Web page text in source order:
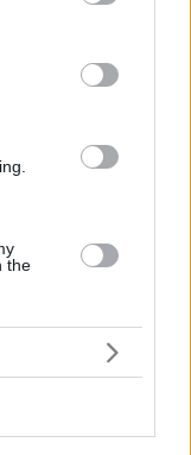
party tags to
in below Google
the